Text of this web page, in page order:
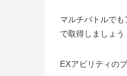
マルチバトルでも
で取得しましょう
EXアビリティの